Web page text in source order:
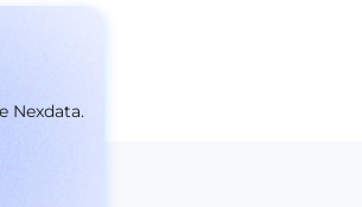
Nexdata.